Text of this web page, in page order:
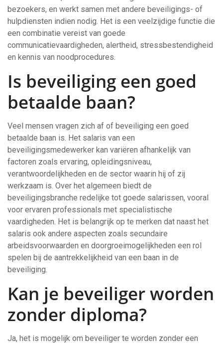
bezoekers, en werkt samen met andere beveiligings- of
hulpdiensten indien nodig. Het is een veelzijdige functie die
een combinatie vereist van goede
communicatievaardigheden, alertheid, stressbestendigheid
en kennis van noodprocedures.
Is beveiliging een goed
betaalde baan?
Veel mensen vragen zich af of beveiliging een goed
betaalde baan is. Het salaris van een
beveiligingsmedewerker kan variëren afhankelijk van
factoren zoals ervaring, opleidingsniveau,
verantwoordelijkheden en de sector waarin hij of zij
werkzaam is. Over het algemeen biedt de
beveiligingsbranche redelijke tot goede salarissen, vooral
voor ervaren professionals met specialistische
vaardigheden. Het is belangrijk op te merken dat naast het
salaris ook andere aspecten zoals secundaire
arbeidsvoorwaarden en doorgroeimogelijkheden een rol
spelen bij de aantrekkelijkheid van een baan in de
beveiliging.
Kan je beveiliger worden
zonder diploma?
Ja, het is mogelijk om beveiliger te worden zonder een